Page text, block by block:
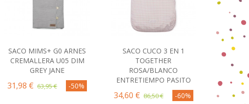
Comprar
SACO MIMS+ G0 ARNES
CREMALLERA U05 DIM
GREY JANE
31,98 € 63,95 € -50%
Comprar
SACO CUCO 3 EN 1
TOGETHER
ROSA/BLANCO
ENTRETIEMPO PASITO
34,60 € 86,50 € -60%